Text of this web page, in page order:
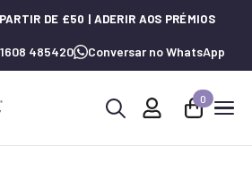
DE £50 | ADERIR AOS PRÉMIOS
485420 Conversar no WhatsApp
0